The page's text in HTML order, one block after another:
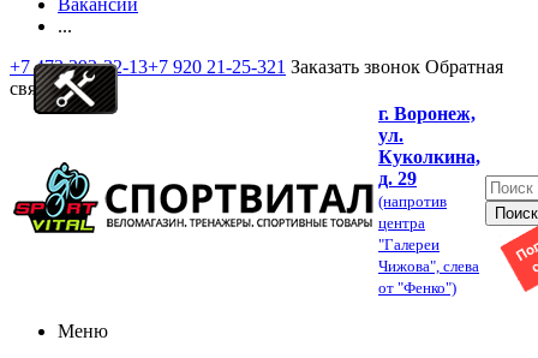
Вакансии
...
+7 473 292-32-13+7 920 21-25-321 Заказать звонок Обратная
связь
г. Воронеж,
ул.
Куколкина,
д. 29
(напротив
центра
"Галереи
Чижова", слева
от "Фенко")
Меню